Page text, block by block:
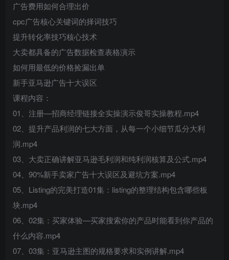
广告费用如何合理出价
cpc广告核心关键词的择词技巧
提升转化率技巧核心技术
大卖都具备的广告数据检查表格演示
如何用最低的价格捡漏出单
新手亚马逊广告十大误区
课程内容：
01、注册—招商经理链接全实操演示俊哥实操教程.mp4
02、提升产品利润的七大方面，从每一个小细节瓜分大利
润.mp4
03、大卖正确讲解亚马逊毛利润和纯利润核算及公式.mp4
04、90%新手卖家广告十大误区及避坑方案.mp4
05、Listing的完美打造01集：listing的整理结构包含哪些板
块.mp4
06、02集：买家体验—买家搜索你的产品时能看到你产品的
什么内容.mp4
07、03集：亚马逊主图的规格要求和实例讲解.mp4